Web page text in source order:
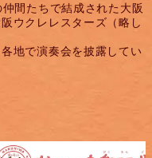
間たちで結成された大阪
ウクレレスターズ（略し
地で演奏会を披露してい